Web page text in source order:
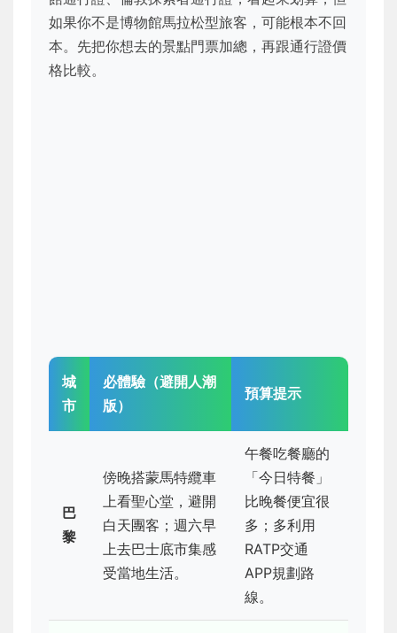
如果你不是博物館馬拉松型旅客，可能根本不回
本。先把你想去的景點門票加總，再跟通行證價
格比較。
城
市
必體驗（避開人潮
版）
預算提示
巴
黎
傍晚搭蒙馬特纜車
上看聖心堂，避開
白天團客；週六早
上去巴士底市集感
受當地生活。
午餐吃餐廳的
「今日特餐」
比晚餐便宜很
多；多利用
RATP交通
APP規劃路
線。